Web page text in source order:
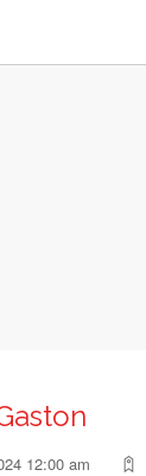
12:00 am